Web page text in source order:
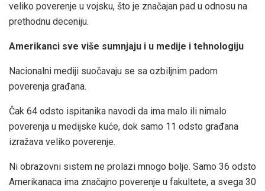
veliko poverenje u vojsku, što je značajan pad u odnosu na
prethodnu deceniju.
Amerikanci sve više sumnjaju i u medije i tehnologiju
Nacionalni mediji suočavaju se sa ozbiljnim padom
poverenja građana.
Čak 64 odsto ispitanika navodi da ima malo ili nimalo
poverenja u medijske kuće, dok samo 11 odsto građana
izražava veliko poverenje.
Ni obrazovni sistem ne prolazi mnogo bolje. Samo 36 odsto
Amerikanaca ima značajno poverenje u fakultete, a svega 30